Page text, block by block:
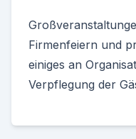
Firmenfeiern und
einiges an
Verpflegung der